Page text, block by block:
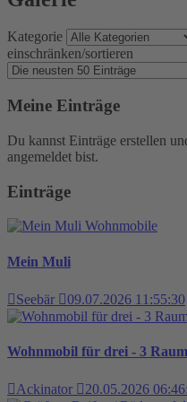
Kategorie
einschränken/sortieren
Meine Einträge
Du kannst Einträge erstellen
angemeldet bist.
Einträge
Wohnmobile
Mein Muli
Seebär
09.07.2026 11:55:30
Wohnmobil für drei - 3
Ackinator 20.05.2026